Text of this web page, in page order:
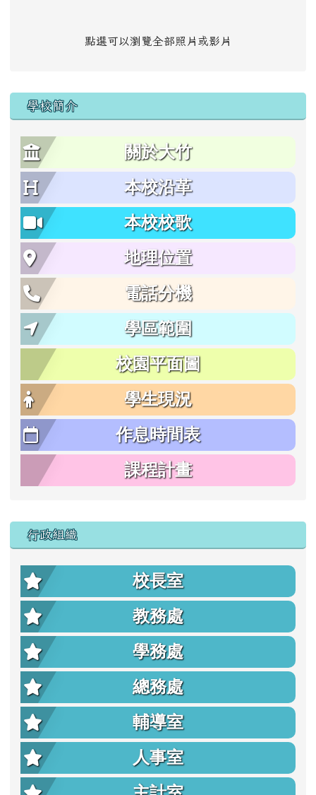
點選可以瀏覽全部照片或影片
學校簡介
關於大竹
本校沿革
本校校歌
地理位置
電話分機
學區範圍
校園平面圖
學生現況
作息時間表
課程計畫
行政組織
校長室
教務處
學務處
總務處
輔導室
人事室